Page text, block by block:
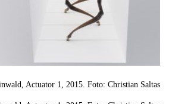
Actuator 1, 2015. Foto: Christian Saltas.